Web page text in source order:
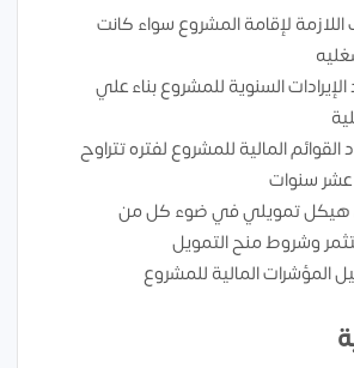
اللازمة لإقامة المشروع سواء كانت
السنوية للمشروع بناء علي
المالية للمشروع لفتره تتراوح
سنوات
هيكل تمويلي في ضوء كل من
وشروط منح التمويل
المؤشرات المالية للمشروع